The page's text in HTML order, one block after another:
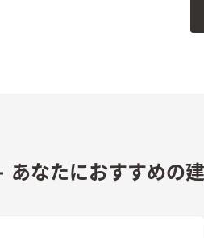
あなたにおすすめの